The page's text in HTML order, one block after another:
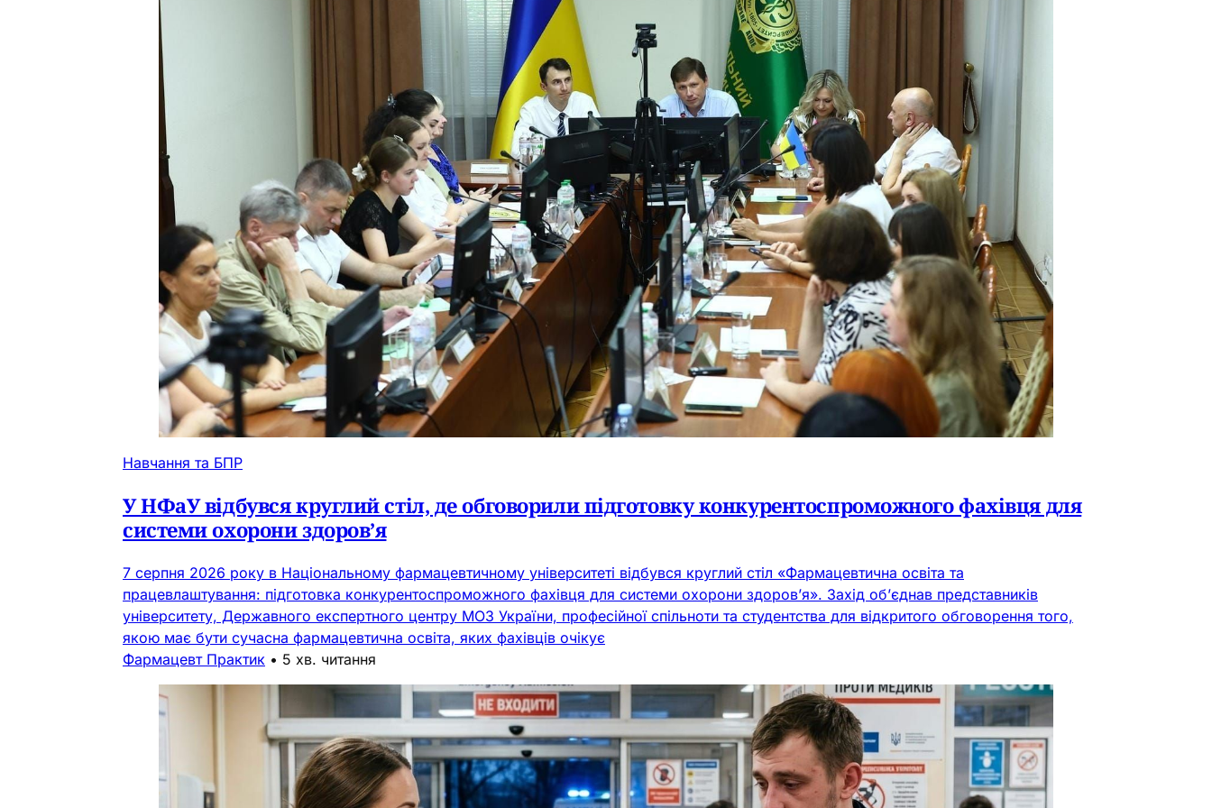
Навчання та БПР
У НФаУ відбувся круглий стіл, де обговорили підготовку конкурентоспроможного фахівця для
системи охорони здоров’я
7 серпня 2026 року в Національному фармацевтичному університеті відбувся круглий стіл «Фармацевтична освіта та
працевлаштування: підготовка конкурентоспроможного фахівця для системи охорони здоров’я». Захід об’єднав представників
університету, Державного експертного центру МОЗ України, професійної спільноти та студентства для відкритого обговорення того,
якою має бути сучасна фармацевтична освіта, яких фахівців очікує
Фармацевт Практик • 5 хв. читання